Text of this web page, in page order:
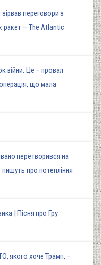
переговори з
ракет – The Atlantic
війни. Це – провал
що мала
перетворився на
про потепління
| Пісня про Гру
якого хоче Трамп, –